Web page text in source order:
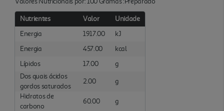
Nutrientes Valor
Unidade
Energia
1917.00
kJ
Energia
457.00
kcal
Lípidos
17.00
g
Dos quais ácidos
gordos saturados
2.00
g
Hidratos de
carbono
60.00
g